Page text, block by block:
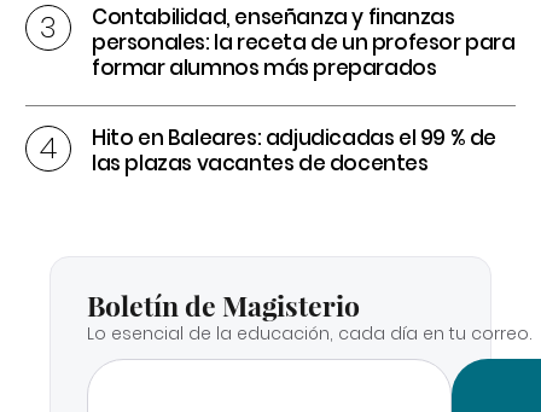
Contabilidad, enseñanza y finanzas
personales: la receta de un profesor para
formar alumnos más preparados
Hito en Baleares: adjudicadas el 99 % de
las plazas vacantes de docentes
Boletín de Magisterio
Lo esencial de la educación, cada día en tu correo.